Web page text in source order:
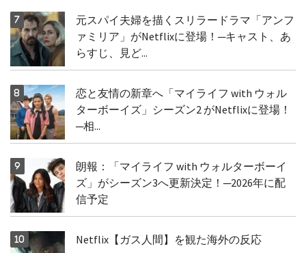
元スパイ夫婦を描くスリラードラマ「アンフ
ァミリア」がNetflixに登場！─キャスト、あ
らすじ、見ど...
恋と友情の新章へ「マイライフ with ウォル
ターボーイズ」シーズン2 がNetflixに登場！
─相...
朗報：「マイライフ with ウォルターボーイ
ズ」がシーズン3へ更新決定！─2026年に配
信予定
Netflix【ガス人間】を観た海外の反応